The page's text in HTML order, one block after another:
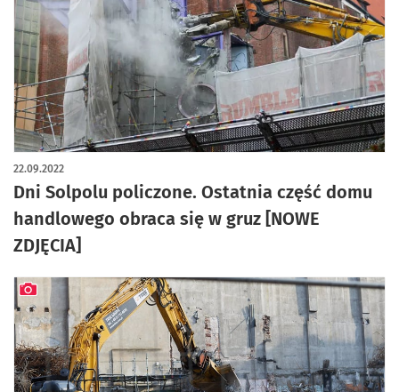
Dni Solpolu policzone. Ostatnia część domu
handlowego obraca się w gruz [NOWE
ZDJĘCIA]
22.09.2022
artykuł z galerią zdjęć